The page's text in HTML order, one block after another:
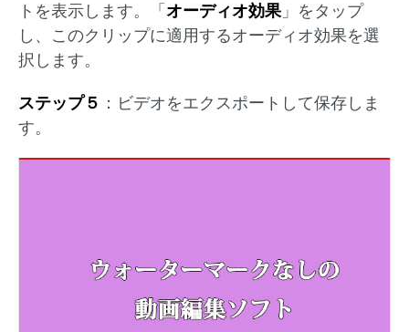
トを表示します。「 オーディオ効果」をタップ
し、このクリップに適用するオーディオ効果を選
択します。
ステップ５ ：ビデオをエクスポートして保存しま
す。